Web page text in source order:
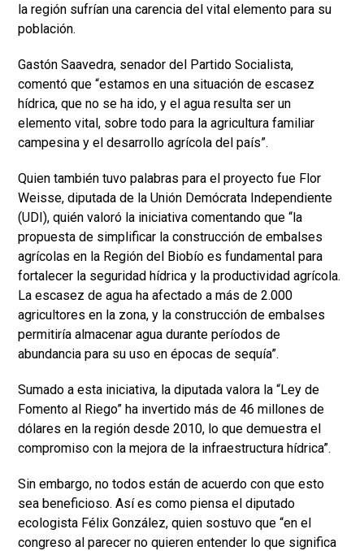
la región sufrían una carencia del vital elemento para su
población.
Gastón Saavedra, senador del Partido Socialista,
comentó que “estamos en una situación de escasez
hídrica, que no se ha ido, y el agua resulta ser un
elemento vital, sobre todo para la agricultura familiar
campesina y el desarrollo agrícola del país”.
Quien también tuvo palabras para el proyecto fue Flor
Weisse, diputada de la Unión Demócrata Independiente
(UDI), quién valoró la iniciativa comentando que “la
propuesta de simplificar la construcción de embalses
agrícolas en la Región del Biobío es fundamental para
fortalecer la seguridad hídrica y la productividad agrícola.
La escasez de agua ha afectado a más de 2.000
agricultores en la zona, y la construcción de embalses
permitiría almacenar agua durante períodos de
abundancia para su uso en épocas de sequía”.
Sumado a esta iniciativa, la diputada valora la “Ley de
Fomento al Riego” ha invertido más de 46 millones de
dólares en la región desde 2010, lo que demuestra el
compromiso con la mejora de la infraestructura hídrica”.
Sin embargo, no todos están de acuerdo con que esto
sea beneficioso. Así es como piensa el diputado
ecologista Félix González, quien sostuvo que “en el
congreso al parecer no quieren entender lo que significa